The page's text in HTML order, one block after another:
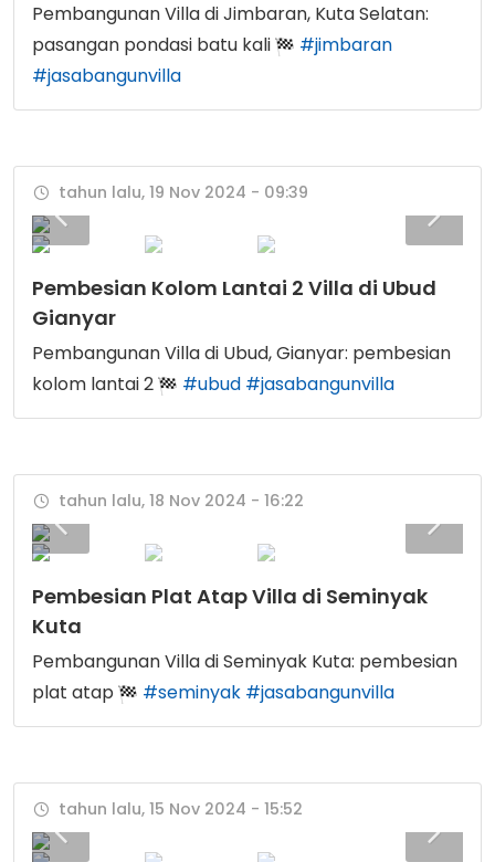
Pembangunan Villa di Jimbaran, Kuta Selatan:
pasangan pondasi batu kali
#jimbaran
#jasabangunvilla
tahun lalu, 19 Nov 2024 - 09:39
Pembesian Kolom Lantai 2 Villa di Ubud
Gianyar
Pembangunan Villa di Ubud, Gianyar: pembesian
kolom lantai 2
#ubud #jasabangunvilla
tahun lalu, 18 Nov 2024 - 16:22
Pembesian Plat Atap Villa di Seminyak
Kuta
Pembangunan Villa di Seminyak Kuta: pembesian
plat atap
#seminyak #jasabangunvilla
tahun lalu, 15 Nov 2024 - 15:52